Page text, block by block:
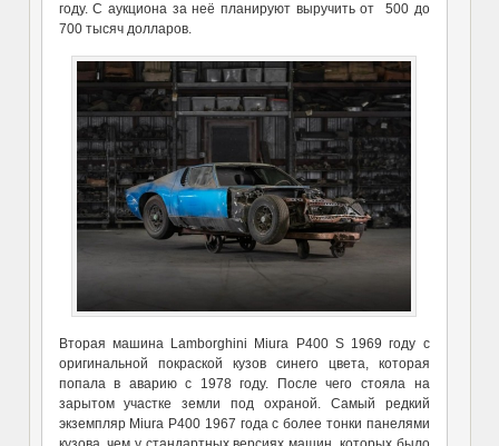
году. С аукциона за неё планируют выручить от 500 до
700 тысяч долларов.
Вторая машина Lamborghini Miura P400 S 1969 году с
оригинальной покраской кузов синего цвета, которая
попала в аварию с 1978 году. После чего стояла на
зарытом участке земли под охраной. Самый редкий
экземпляр Miura P400 1967 года с более тонки панелями